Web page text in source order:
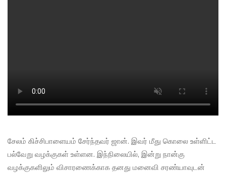
சேலம் கிச்சிபாளையம் சேர்ந்தவர் ஜான். இவர் மீது கொலை உள்ளிட்ட
பல்வேறு வழக்குகள் உள்ளன. இந்நிலையில், இன்று நான்கு
வழக்குகளிலும் விசாரணைக்காக தனது மனைவி சரண்யாவுடன்